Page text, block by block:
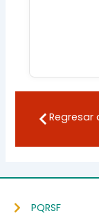
Regresar
PQRSF